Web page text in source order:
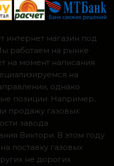
интернет магазин под
работаем на рынке
на момент написания
на
однако
позиции. Например,
продажу газовых
завода
Виктори. В этом году
поставку газовых
не дорогих